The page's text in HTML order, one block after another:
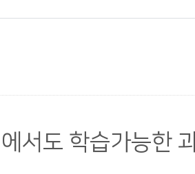
서도 학습가능한